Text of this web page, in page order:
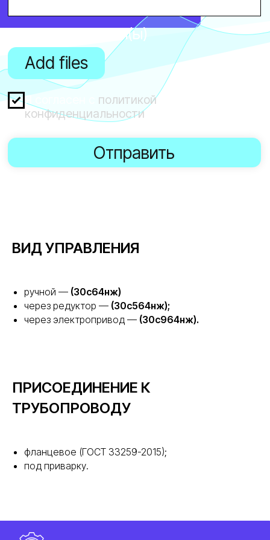
ВИД УПРАВЛЕНИЯ
ручной — (30с64нж)
через редуктор — (30с564нж);
через электропривод — (30с964нж).
ПРИСОЕДИНЕНИЕ К
ТРУБОПРОВОДУ
фланцевое (ГОСТ 33259-2015);
под приварку.